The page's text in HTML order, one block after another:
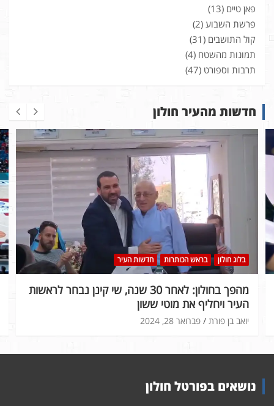
פאן טיים (13)
פרשת השבוע (2)
קול התושבים (31)
תמונות מהשטח (4)
תרבות וספורט (47)
חדשות מהעיר חולון
בלוג חולון בראש הכותרות חדשות העיר
מהפך בחולון: לאחר 30 שנה, שי קינן נבחר לראשות
העיר ויחליף את מוטי ששון
פברואר 28, 2024 יואב בן פורת
נושאים בפורטל חולון